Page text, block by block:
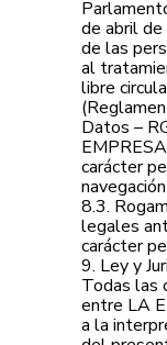
de abril
de las
al
libre
Datos –
carácter
8.3.
legales
carácter
9. Ley y
Todas las
entre LA
a la